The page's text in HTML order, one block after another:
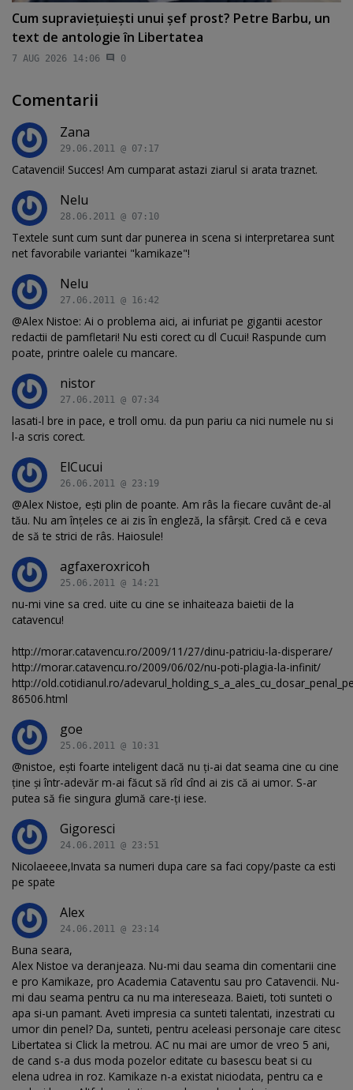
Cum supravieţuieşti unui şef prost? Petre Barbu, un
text de antologie în Libertatea
7 AUG 2026 14:06 0
Comentarii
Zana
29.06.2011 @ 07:17
Catavencii! Succes! Am cumparat astazi ziarul si arata traznet.
Nelu
28.06.2011 @ 07:10
Textele sunt cum sunt dar punerea in scena si interpretarea sunt
net favorabile variantei "kamikaze"!
Nelu
27.06.2011 @ 16:42
@Alex Nistoe: Ai o problema aici, ai infuriat pe gigantii acestor
redactii de pamfletari! Nu esti corect cu dl Cucui! Raspunde cum
poate, printre oalele cu mancare.
nistor
27.06.2011 @ 07:34
lasati-l bre in pace, e troll omu. da pun pariu ca nici numele nu si
l-a scris corect.
ElCucui
26.06.2011 @ 23:19
@Alex Nistoe, ești plin de poante. Am râs la fiecare cuvânt de-al
tău. Nu am înțeles ce ai zis în engleză, la sfârșit. Cred că e ceva
de să te strici de râs. Haiosule!
agfaxeroxricoh
25.06.2011 @ 14:21
nu-mi vine sa cred. uite cu cine se inhaiteaza baietii de la
catavencu!
http://morar.catavencu.ro/2009/11/27/dinu-patriciu-la-disperare/
http://morar.catavencu.ro/2009/06/02/nu-poti-plagia-la-infinit/
http://old.cotidianul.ro/
86506.html
goe
25.06.2011 @ 10:31
@nistoe, ești foarte inteligent dacă nu ți-ai dat seama cine cu cine
ține și într-adevăr m-ai făcut să rîd cînd ai zis că ai umor. S-ar
putea să fie singura glumă care-ți iese.
Gigoresci
24.06.2011 @ 23:51
Nicolaeeee,Invata sa numeri dupa care sa faci copy/paste ca esti
pe spate
Alex
24.06.2011 @ 23:14
Buna seara,
Alex Nistoe va deranjeaza. Nu-mi dau seama din comentarii cine
e pro Kamikaze, pro Academia Cataventu sau pro Catavencii. Nu-
mi dau seama pentru ca nu ma intereseaza. Baieti, toti sunteti o
apa si-un pamant. Aveti impresia ca sunteti talentati, inzestrati cu
umor din penel? Da, sunteti, pentru aceleasi personaje care citesc
Libertatea si Click la metrou. AC nu mai are umor de vreo 5 ani,
de cand s-a dus moda pozelor editate cu basescu beat si cu
elena udrea in roz. Kamikaze n-a existat niciodata, pentru ca e